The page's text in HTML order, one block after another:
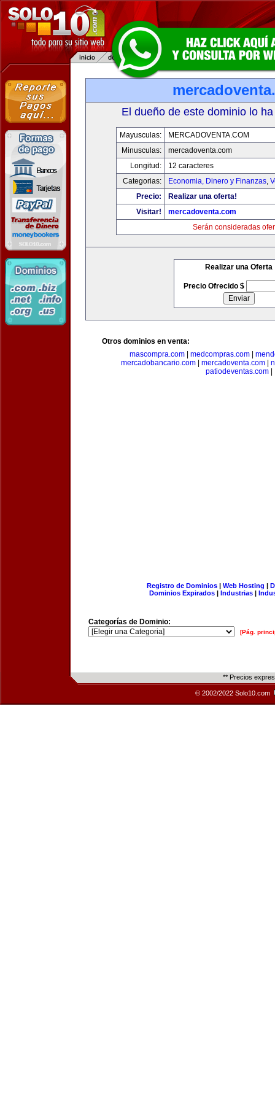
El dueño de este dominio lo
Mayusculas:
MERCADOVENTA.COM
Minusculas:
mercadoventa.com
Longitud:
12 caracteres
Categorias:
Economia, Dinero y Finanzas,
Precio:
Realizar una oferta!
Visitar!
mercadoventa.com
Serán consideradas
Realizar una Oferta
Precio Ofrecido $
Otros dominios en venta:
mascompra.com| medcompras.com|
mercadobancario.com| mercadoventa.com|
patiodeventas.com|
Registro de Dominios| Web Hosting |
Dominios Expirados | Industrias |
Categorías de Dominio:
[Pág.
** Precios
© 2002/2022 Solo10.com